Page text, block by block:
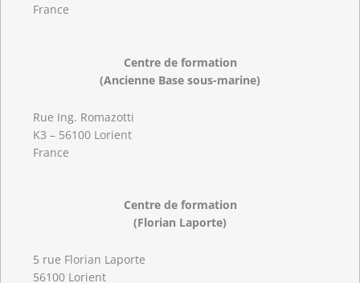
France
Centre de formation
(Ancienne Base sous-marine)
Rue Ing. Romazotti
K3 – 56100 Lorient
France
Centre de formation
(Florian Laporte)
5 rue Florian Laporte
56100 Lorient